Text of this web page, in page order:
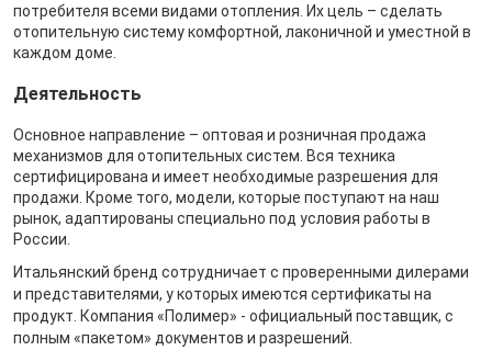
потребителя всеми видами отопления. Их цель – сделать
отопительную систему комфортной, лаконичной и уместной в
каждом доме.
Деятельность
Основное направление – оптовая и розничная продажа
механизмов для отопительных систем. Вся техника
сертифицирована и имеет необходимые разрешения для
продажи. Кроме того, модели, которые поступают на наш
рынок, адаптированы специально под условия работы в
России.
Итальянский бренд сотрудничает с проверенными дилерами
и представителями, у которых имеются сертификаты на
продукт. Компания «Полимер» - официальный поставщик, с
полным «пакетом» документов и разрешений.